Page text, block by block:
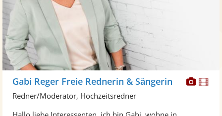
Gabi Reger Freie Rednerin & Sängerin
Redner/Moderator, Hochzeitsredner